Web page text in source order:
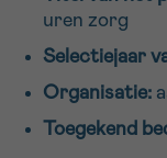
uren zorg
Selectiejaar
Organisatie:
Toegekend
16h-18h
Verder